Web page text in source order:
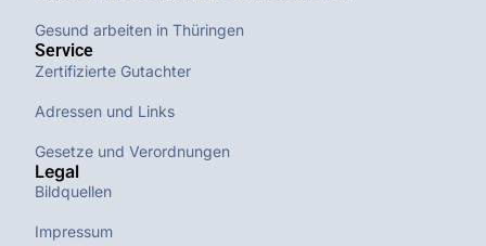
Gesund arbeiten in Thüringen
Service
Zertifizierte Gutachter
Adressen und Links
Gesetze und Verordnungen
Legal
Bildquellen
Impressum